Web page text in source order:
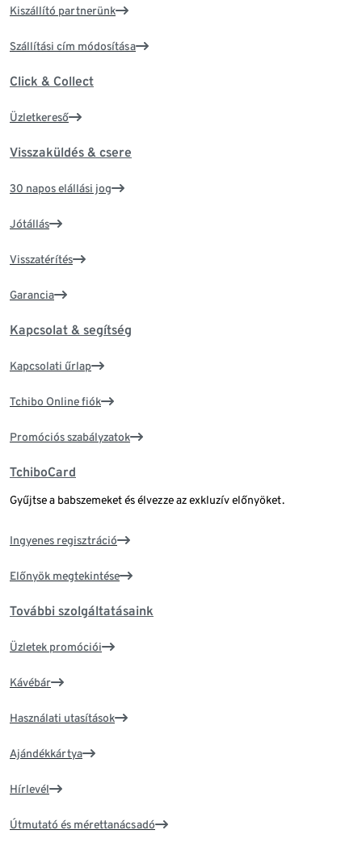
Kiszállító partnerünk
Szállítási cím módosítása
Click & Collect
Üzletkereső
Visszaküldés & csere
30 napos elállási jog
Jótállás
Visszatérítés
Garancia
Kapcsolat & segítség
Kapcsolati űrlap
Tchibo Online fiók
Promóciós szabályzatok
TchiboCard
Gyűjtse a babszemeket és élvezze az exkluzív előnyöket.
Ingyenes regisztráció
Előnyök megtekintése
További szolgáltatásaink
Üzletek promóciói
Kávébár
Használati utasítások
Ajándékkártya
Hírlevél
Útmutató és mérettanácsadó